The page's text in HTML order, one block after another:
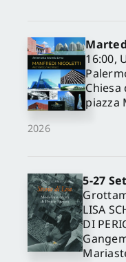
2026
16:00,
Chiesa
piazza
5-27
LISA
DI